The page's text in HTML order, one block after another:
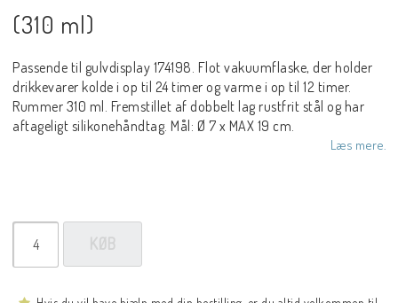
(310 ml)
Passende til gulvdisplay 174198. Flot vakuumflaske, der holder
drikkevarer kolde i op til 24 timer og varme i op til 12 timer.
Rummer 310 ml. Fremstillet af dobbelt lag rustfrit stål og har
aftageligt silikonehåndtag. Mål: Ø 7 x MAX 19 cm.
Læs mere.
KØB